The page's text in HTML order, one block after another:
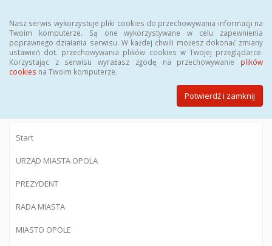
Nasz serwis wykorzystuje pliki cookies do przechowywania informacji na
Twoim komputerze. Są one wykorzystywane w celu zapewnienia
poprawnego działania serwisu. W każdej chwili możesz dokonać zmiany
ustawień dot. przechowywania plików cookies w Twojej przeglądarce.
Korzystając z serwisu wyrażasz zgodę na przechowywanie plików
cookies na Twoim komputerze.
Potwierdź i zamknij
BIULETYN INFORMACJI PUBLICZNEJ
Urzędu Miasta Opola
Start
URZĄD MIASTA OPOLA
PREZYDENT
RADA MIASTA
MIASTO OPOLE